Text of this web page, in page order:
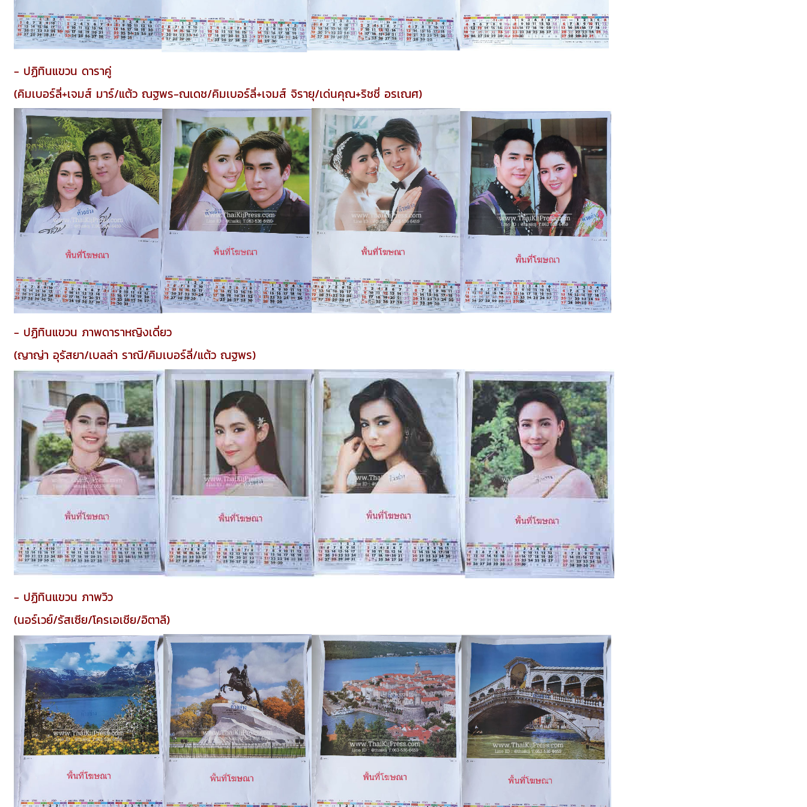
- ปฏิทินแขวน ดาราคู่
(คิมเบอร์ลี่+เจมส์ มาร์/แต้ว ณฐพร-ณเดช/คิมเบอร์ลี่+เจมส์ จิรายุ/เด่นคุณ+ริชชี่ อรเณศ)
- ปฏิทินแขวน ภาพดาราหญิงเดี่ยว
(ญาญ่า อุรัสยา/เบลล่า ราณี/คิมเบอร์ลี่/แต้ว ณฐพร)
- ปฏิทินแขวน ภาพวิว
(นอร์เวย์/รัสเซีย/โครเอเชีย/อิตาลี)